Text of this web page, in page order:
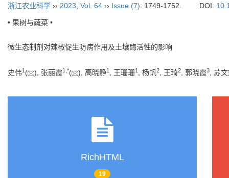
浙江农业科学 ›› 2023 Vol. 64 ›› Issue (7): 1749-1752. DOI:
• 果树与蔬菜 •
微生态制剂对辣椒促生防病作用及土壤酶活性的影响
史伟1 ( ), 张丽霞1 *( ), 高晓静1 , 王珊珊1 , 杨帆2, 王琦2, 郭晓霞3, 苏
RichHTML
19